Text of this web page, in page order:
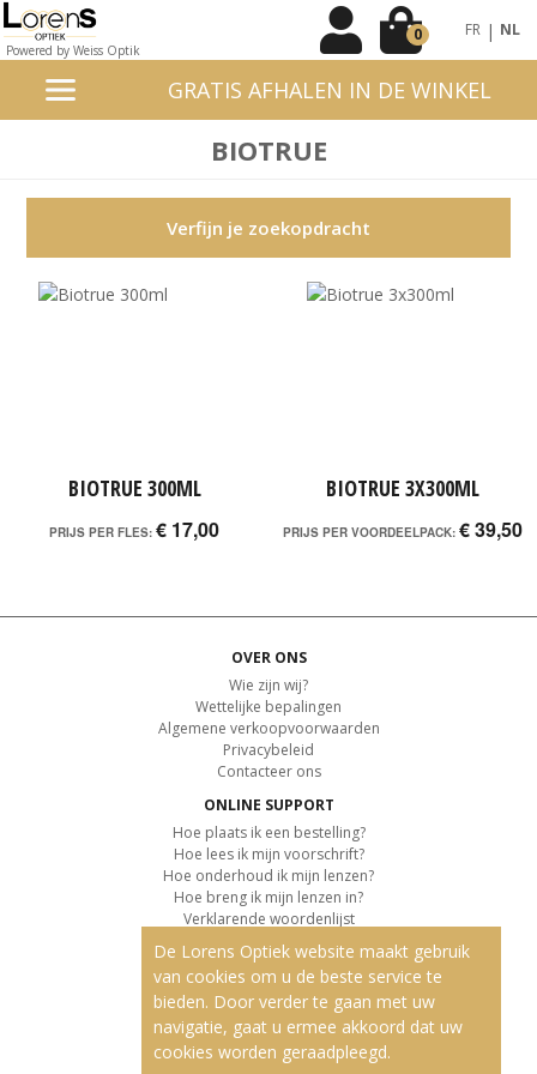
Powered by Weiss Optik
0 FR | NL
GRATIS AFHALEN IN DE WINKEL
BIOTRUE
Verfijn je zoekopdracht
BIOTRUE 300ML
PRIJS PER FLES: € 17,00
BIOTRUE 3X300ML
PRIJS PER VOORDEELPACK: € 39,50
OVER ONS
Wie zijn wij?
Wettelijke bepalingen
Algemene verkoopvoorwaarden
Privacybeleid
Contacteer ons
ONLINE SUPPORT
Hoe plaats ik een bestelling?
Hoe lees ik mijn voorschrift?
Hoe onderhoud ik mijn lenzen?
Hoe breng ik mijn lenzen in?
Verklarende woordenlijst
KLANTENSERVICE
Informatie over de levering
Informatie over de betaling
Retourvoorwaarden
ONZE PRODUCTEN
De Lorens Optiek website maakt gebruik
van cookies om u de beste service te
bieden. Door verder te gaan met uw
navigatie, gaat u ermee akkoord dat uw
cookies worden geraadpleegd.